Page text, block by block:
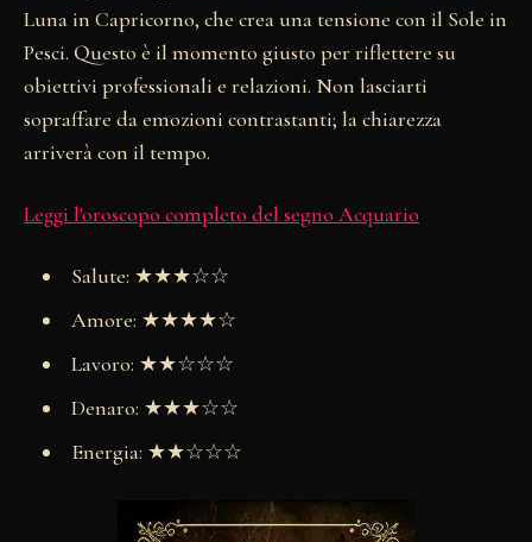
Luna in Capricorno, che crea una tensione con il Sole in
Pesci. Questo è il momento giusto per riflettere su
obiettivi professionali e relazioni. Non lasciarti
sopraffare da emozioni contrastanti; la chiarezza
arriverà con il tempo.
Leggi l'oroscopo completo del segno Acquario
Salute: ★★★☆☆
Amore: ★★★★☆
Lavoro: ★★☆☆☆
Denaro: ★★★☆☆
Energia: ★★☆☆☆